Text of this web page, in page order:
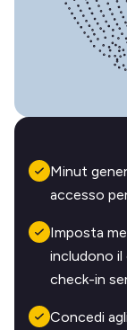
Minut
accesso
Imposta
includono il
check-in
Concedi